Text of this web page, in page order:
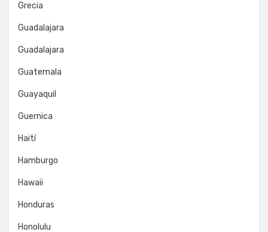
Grecia
Guadalajara
Guadalajara
Guatemala
Guayaquil
Guernica
Haití
Hamburgo
Hawaii
Honduras
Honolulu